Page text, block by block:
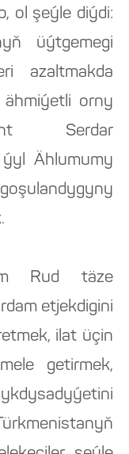
ol şeýle diýdi:
üýtgemegi
azaltmakda
orny
Serdar
Ählumumy
Rud täze
etjekdigini
ilat üçin
getirmek,